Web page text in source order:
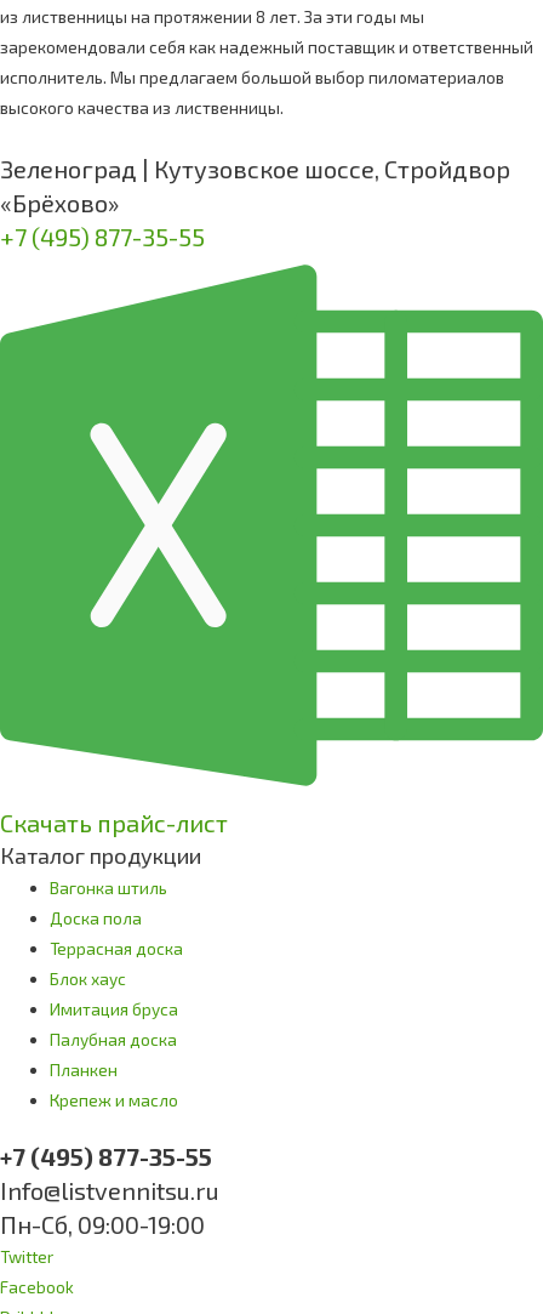
из лиственницы на протяжении 8 лет. За эти годы мы
зарекомендовали себя как надежный поставщик и ответственный
исполнитель. Мы предлагаем большой выбор пиломатериалов
высокого качества из лиственницы.
Зеленоград | Кутузовское шоссе, Стройдвор
«Брёхово»
+7 (495) 877-35-55
Скачать прайс-лист
Каталог продукции
Вагонка штиль
Доска пола
Террасная доска
Блок хаус
Имитация бруса
Палубная доска
Планкен
Крепеж и масло
+7 (495) 877-35-55
Info@listvennitsu.ru
Пн-Сб, 09:00-19:00
Twitter
Facebook